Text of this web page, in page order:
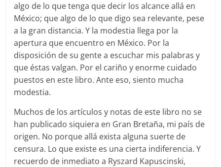
algo de lo que tenga que decir los alcance allá en
México; que algo de lo que digo sea relevante, pese
a la gran distancia. Y la modestia llega por la
apertura que encuentro en México. Por la
disposición de su gente a escuchar mis palabras y
que éstas valgan. Por el cariño y enorme cuidado
puestos en este libro. Ante eso, siento mucha
modestia.
Muchos de los artículos y notas de este libro no se
han publicado siquiera en Gran Bretaña, mi país de
origen. No porque allá exista alguna suerte de
censura. Lo que existe es una cierta indiferencia. Y
recuerdo de inmediato a Ryszard Kapuscinski,